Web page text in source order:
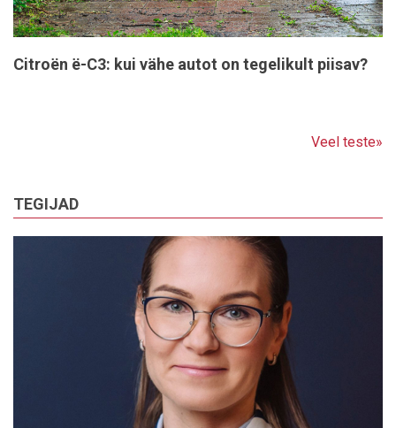
Citroën ë-C3: kui vähe autot on tegelikult piisav?
Veel teste»
TEGIJAD